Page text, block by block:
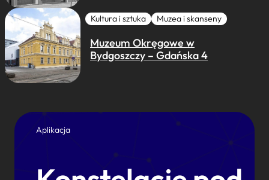
Kultura i sztuka Muzea i skanseny
Muzeum Okręgowe w
Bydgoszczy – Gdańska 4
Aplikacja